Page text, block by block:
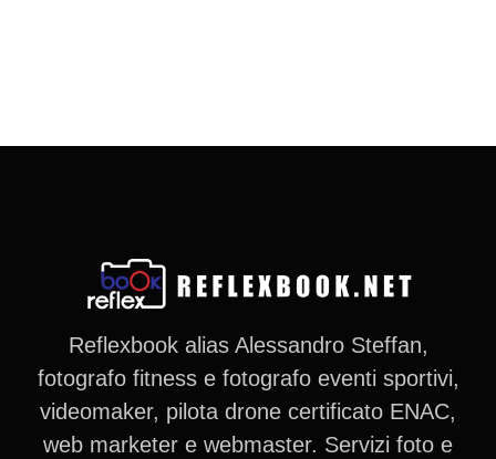
Reflexbook alias Alessandro Steffan,
fotografo fitness e fotografo eventi sportivi,
videomaker, pilota drone certificato ENAC,
web marketer e webmaster. Servizi foto e